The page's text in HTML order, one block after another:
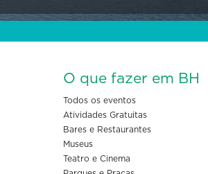
O que fazer em BH
Todos os eventos
Atividades Gratuitas
Bares e Restaurantes
Museus
Teatro e Cinema